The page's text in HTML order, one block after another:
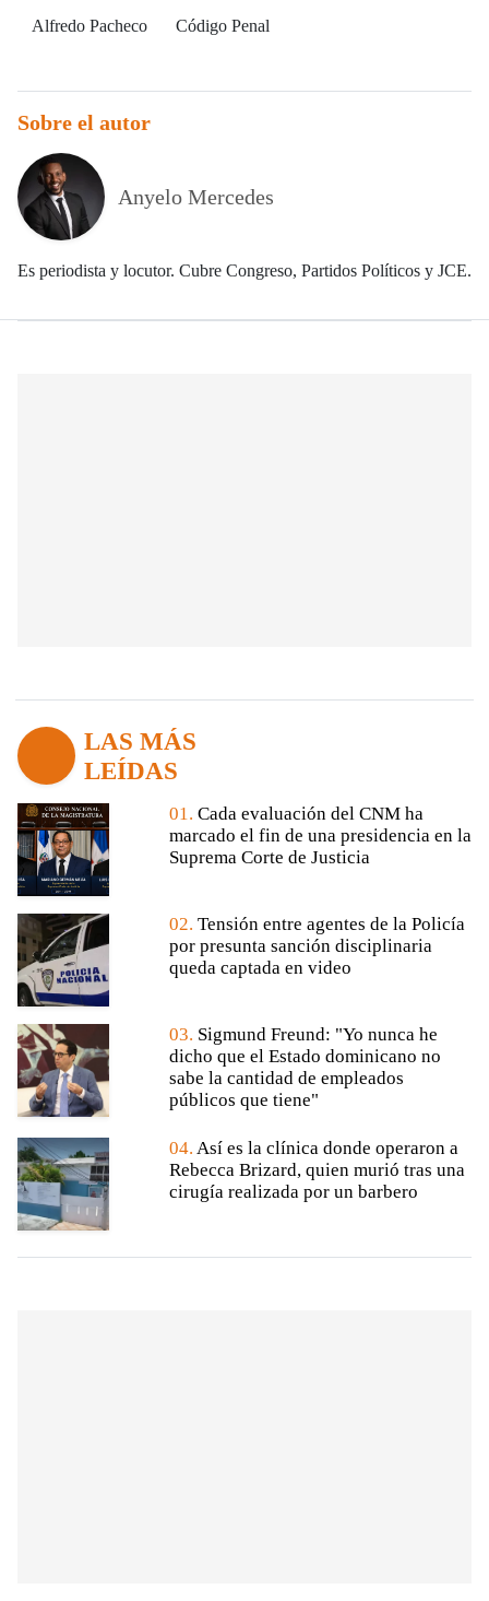
Alfredo Pacheco Código Penal
Sobre el autor
Anyelo Mercedes
Es periodista y locutor. Cubre Congreso, Partidos Políticos y JCE.
LAS MÁS
LEÍDAS
01. Cada evaluación del CNM ha
marcado el fin de una presidencia en la
Suprema Corte de Justicia
02. Tensión entre agentes de la Policía
por presunta sanción disciplinaria
queda captada en video
03. Sigmund Freund: "Yo nunca he
dicho que el Estado dominicano no
sabe la cantidad de empleados
públicos que tiene"
04. Así es la clínica donde operaron a
Rebecca Brizard, quien murió tras una
cirugía realizada por un barbero